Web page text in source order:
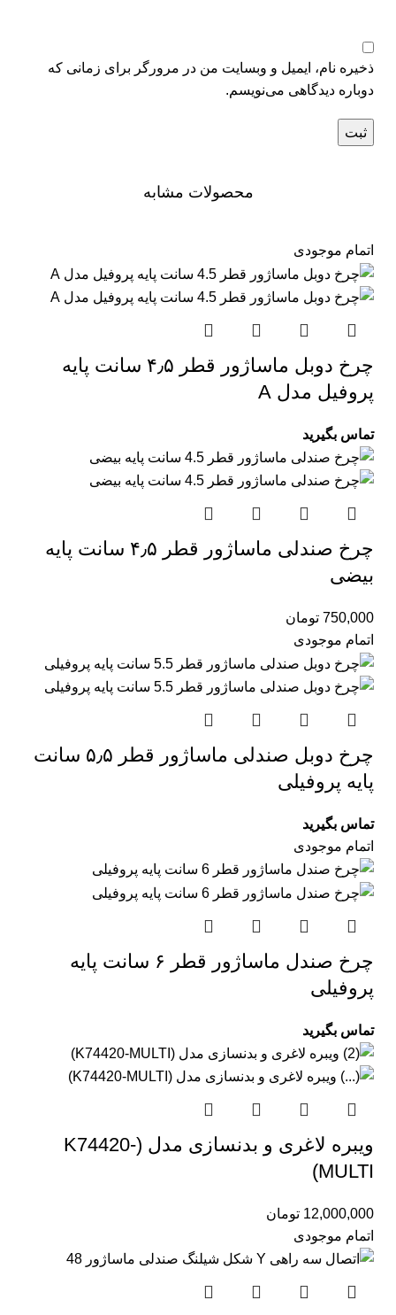
ذخیره نام، ایمیل و وبسایت من در مرورگر برای زمانی که
دوباره دیدگاهی می‌نویسم.
محصولات مشابه
اتمام موجودی
چرخ دوبل ماساژور قطر ۴٫۵ سانت پایه
پروفیل مدل A
تماس بگیرید
چرخ صندلی ماساژور قطر ۴٫۵ سانت پایه
بیضی
750,000 تومان
اتمام موجودی
چرخ دوبل صندلی ماساژور قطر ۵٫۵ سانت
پایه پروفیلی
تماس بگیرید
اتمام موجودی
چرخ صندل ماساژور قطر ۶ سانت پایه
پروفیلی
تماس بگیرید
ویبره لاغری و بدنسازی مدل (K74420-
MULTI)
12,000,000 تومان
اتمام موجودی